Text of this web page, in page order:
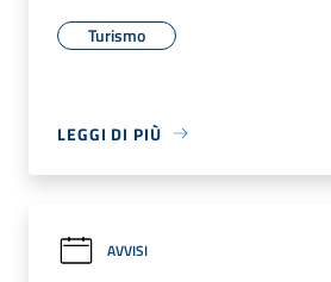
Turismo
LEGGI DI PIÙ
AVVISI